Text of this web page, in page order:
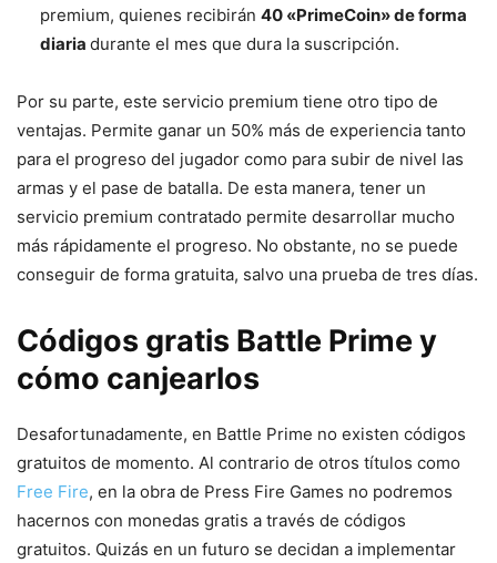
premium, quienes recibirán 40 «PrimeCoin» de forma
diaria durante el mes que dura la suscripción.
Por su parte, este servicio premium tiene otro tipo de
ventajas. Permite ganar un 50% más de experiencia tanto
para el progreso del jugador como para subir de nivel las
armas y el pase de batalla. De esta manera, tener un
servicio premium contratado permite desarrollar mucho
más rápidamente el progreso. No obstante, no se puede
conseguir de forma gratuita, salvo una prueba de tres días.
Códigos gratis Battle Prime y
cómo canjearlos
Desafortunadamente, en Battle Prime no existen códigos
gratuitos de momento. Al contrario de otros títulos como
Free Fire, en la obra de Press Fire Games no podremos
hacernos con monedas gratis a través de códigos
gratuitos. Quizás en un futuro se decidan a implementar